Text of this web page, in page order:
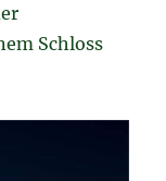
Schloss